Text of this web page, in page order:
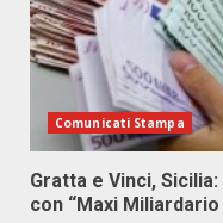
Comunicati Stampa
Gratta e Vinci,
con “Maxi Miliardario